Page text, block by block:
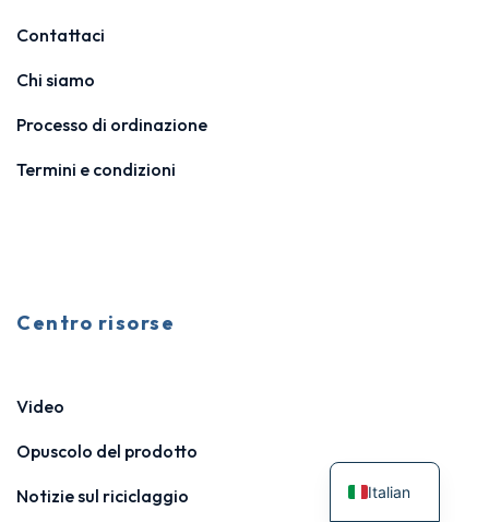
Contattaci
Chi siamo
Processo di ordinazione
Termini e condizioni
Centro risorse
Video
Opuscolo del prodotto
Notizie sul riciclaggio Italian